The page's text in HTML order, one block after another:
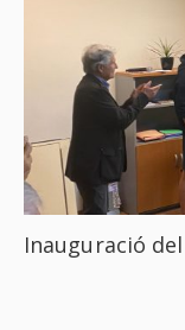
Inauguració